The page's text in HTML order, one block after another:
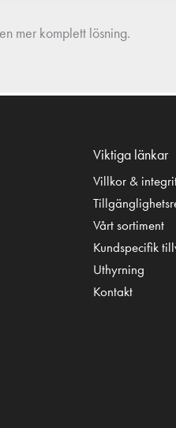
mer komplett lösning.
Viktiga länkar
Villkor &
Vårt sortiment
Kundspecifik
Uthyrning
Kontakt